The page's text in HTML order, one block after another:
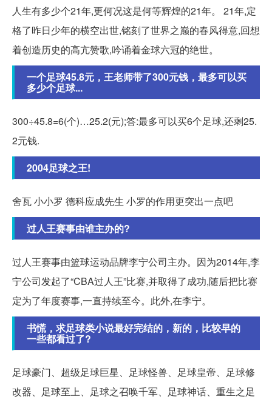
人生有多少个21年,更何况这是何等辉煌的21年。 21年,定
格了昨日少年的横空出世,铭刻了世界之巅的春风得意,回想
着创造历史的高亢赞歌,吟诵着金球六冠的绝世。
一个足球45.8元，王老师带了300元钱，最多可以买
多少个足球...
300÷45.8=6(个)…25.2(元);答:最多可以买6个足球,还剩25.
2元钱.
2004足球之王!
舍瓦 小小罗 德科应成先生 小罗的作用更突出一点吧
过人王赛事由谁主办的?
过人王赛事由篮球运动品牌李宁公司主办。因为2014年,李
宁公司发起了“CBA过人王”比赛,并取得了成功,随后把比赛
定为了年度赛事,一直持续至今。此外,在李宁。
书慌，求足球类小说最好完结的，新的，比较早的
一些都看过了?
足球豪门、超级足球巨星、足球怪兽、足球皇帝、足球修
改器、足球至上、足球之召唤千军、足球神话、重生之足